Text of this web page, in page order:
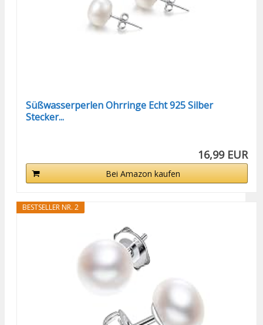
Süßwasserperlen Ohrringe Echt 925 Silber
Stecker...
16,99 EUR
Bei Amazon kaufen
BESTSELLER NR. 2